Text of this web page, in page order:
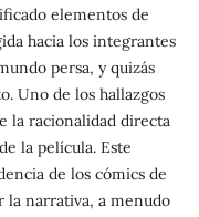
elementos de
hacia los integrantes
persa, y quizás
Uno de los hallazgos
la racionalidad directa
la película. Este
de los cómics de
la narrativa, a menudo